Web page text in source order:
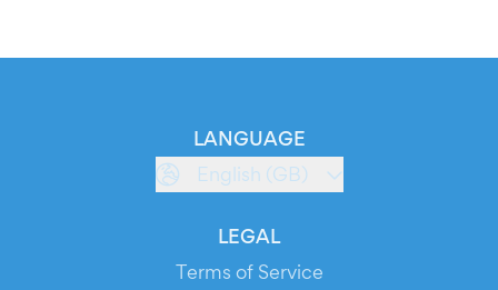
LANGUAGE
English (GB)
LEGAL
Terms of Service